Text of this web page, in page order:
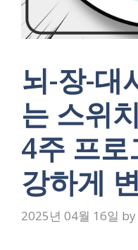
뇌-장-대
는 스위
4주 프로
강하게
2025년 04월 16일 by